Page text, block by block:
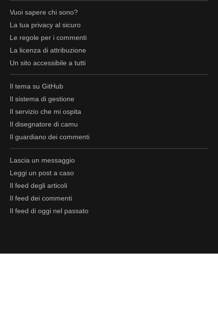
Vuoi sapere chi sono?
La tua privacy al sicuro
Le regole per i commenti
La licenza di attribuzione
Un sito accessibile a tutti
Il tema su GitHub
Il sistema di gestione
Il servizio che mi ospita
Il disegnatore di camu
Il guardiano dei commenti
Lascia un messaggio
Leggi un post a caso
Il feed degli articoli
Il feed dei commenti
Il feed di oggi nel passato